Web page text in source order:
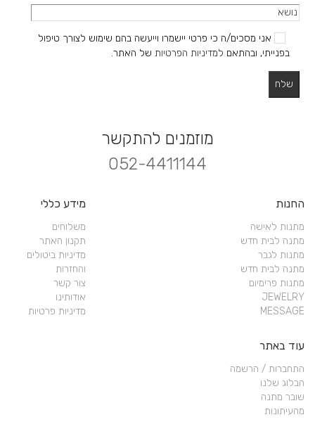
אני מסכים/ה כי פרטי יישמרו וייעשה בהם שימוש לצורך טיפול
בפנייתי, ובהתאם למדיניות הפרטיות של האתר.
מוזמנים להתקשר
052-4411144
החנות
מתנות לאישה
מתנה לבית חדש
מתנות לגבר
מתנה לבית חדש
מתנות פרימיום
JEWELRY
MESSAGE
מידע כללי
משלוחים
תקנון האתר
מדיניות ביטולים
והחזרות
צור קשר
אודותינו
מדיניות פרטיות
עוד באתר
התחברות / הרשמה
הבלוג שלנו
שובר מתנה
מהעיתונות